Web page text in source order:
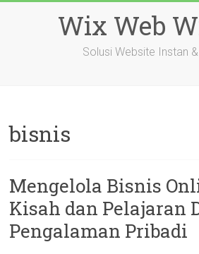
Wix Web
Solusi Website Instan
bisnis
Mengelola Bisnis
Kisah dan Pelajaran
Pengalaman Pribadi